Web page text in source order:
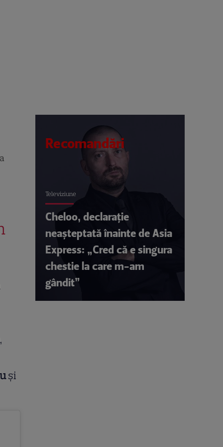
,
și
Recomandări
Televiziune
Cheloo, declarație
neașteptată înainte de Asia
Express: „Cred că e singura
chestie la care m-am
gândit”